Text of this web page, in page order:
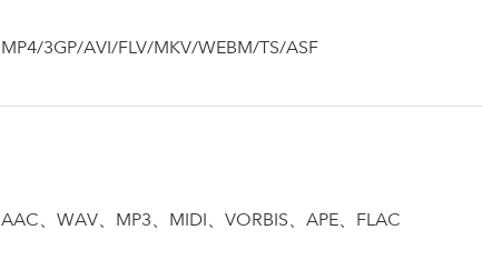
MP4/3GP/AVI/FLV/MKV/WEBM/TS/ASF
AAC、WAV、MP3、MIDI、VORBIS、APE、FLAC